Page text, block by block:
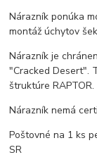
Nárazník ponúka
montáž úchytov
Nárazník je
"Cracked Desert".
štruktúre RAPTOR.
Nárazník nemá
Poštovné na 1 ks
SR